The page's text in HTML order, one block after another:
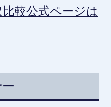
較公式ページは